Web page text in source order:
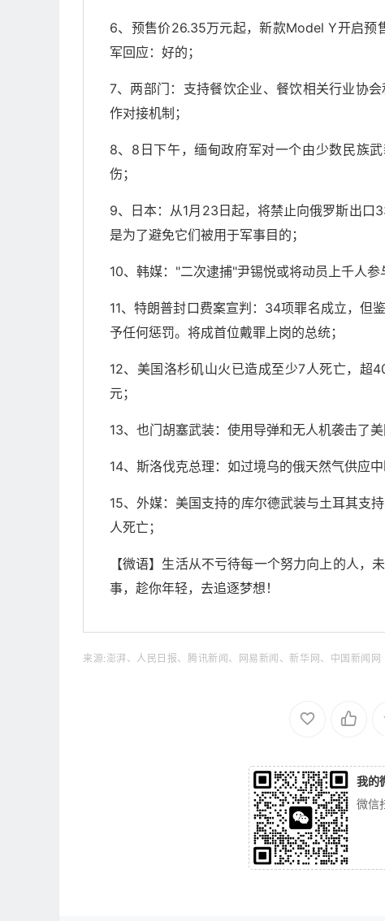
6、预售价26.35万元起，新款Model Y开启预
军回应：好的；
7、两部门：支持餐饮企业、餐饮相关行业协
作对接机制；
8、8日下午，缅甸政府军对一个由少数民族
伤；
9、日本：从1月23日起，将禁止向俄罗斯出口
是为了避免它们被用于军事目的；
10、韩媒："二次逮捕"尹锡悦或将动员上千人参
11、特朗普封口费案宣判：34项罪名成立，但
予任何惩罚。将成首位戴罪上岗的总统；
12、美国洛杉矶山火已造成至少7人死亡，超
元；
13、也门胡塞武装：使用导弹和无人机袭击了
14、斯洛伐克总理：如过境乌的俄天然气供应
15、外媒：美国支持的库尔德武装与土耳其支
人死亡；
【微语】生活从不亏待每一个努力向上的人
事，趁你年轻，去追逐梦想！
来源:澎湃、人民日报、腾讯新闻、网易新闻、新华网、中国新闻网
我的
微信